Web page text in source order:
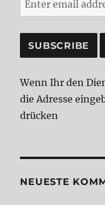
Wenn Ihr den
die Adresse
drücken
NEUESTE